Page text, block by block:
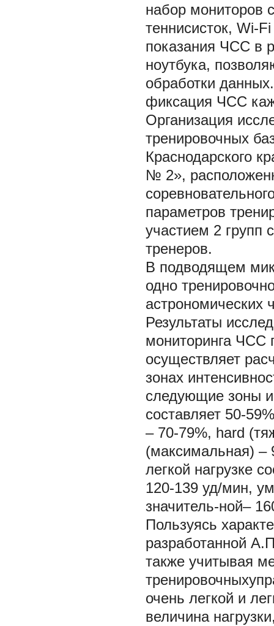
набор мониторов
теннисисток, Wi-
показания ЧСС в
ноутбука,
обработки
фиксация ЧСС
Организация
тренировочных
Краснодарского
№ 2»,
параметров
участием 2 групп
тренеров.
В подводящем
одно
астрономических
Результаты
мониторинга ЧСС
осуществляет
зонах
следующие зоны
составляет 50-
– 70-79%, hard
(максимальная) –
легкой нагрузке
120-139 уд/мин,
значитель-ной–
Пользуясь
разработанной
также учитывая
очень легкой и
величина